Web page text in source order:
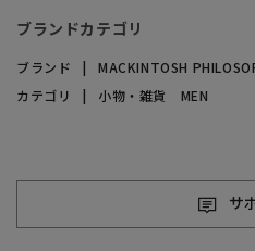
ブランドカテゴリ
ブランド
MACKINTOSH
カテゴリ
小物・雑貨 MEN
サ